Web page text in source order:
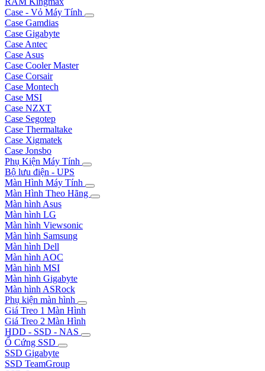
Case - Vỏ Máy Tính
Case Gamdias
Case Gigabyte
Case Antec
Case Asus
Case Cooler Master
Case Corsair
Case Montech
Case MSI
Case NZXT
Case Segotep
Case Thermaltake
Case Xigmatek
Case Jonsbo
Phụ Kiện Máy Tính
Bộ lưu điện - UPS
Màn Hình Máy Tính
Màn Hình Theo Hãng
Màn hình Asus
Màn hình LG
Màn hình Viewsonic
Màn hình Samsung
Màn hình Dell
Màn hình AOC
Màn hình MSI
Màn hình Gigabyte
Màn hình ASRock
Phụ kiện màn hình
Giá Treo 1 Màn Hình
Giá Treo 2 Màn Hình
HDD - SSD - NAS
Ổ Cứng SSD
SSD Gigabyte
SSD TeamGroup